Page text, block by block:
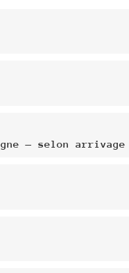
— selon arrivage